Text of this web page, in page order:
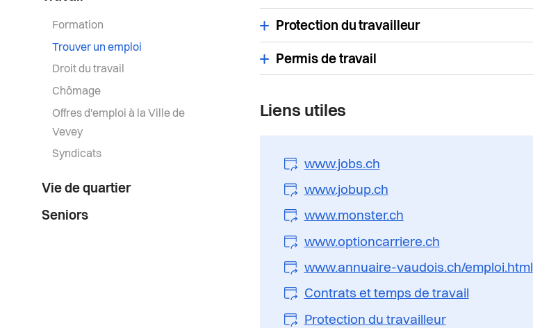
Protection du travailleur
Permis de travail
Liens utiles
www.jobs.ch
www.jobup.ch
www.monster.ch
www.optioncarriere.ch
www.annuaire-vaudois.ch/emploi.html
Contrats et temps de travail
Protection du travailleur
Formation
Trouver un emploi
Droit du travail
Chômage
Offres d'emploi à la Ville de
Vevey
Syndicats
Vie de quartier
Seniors